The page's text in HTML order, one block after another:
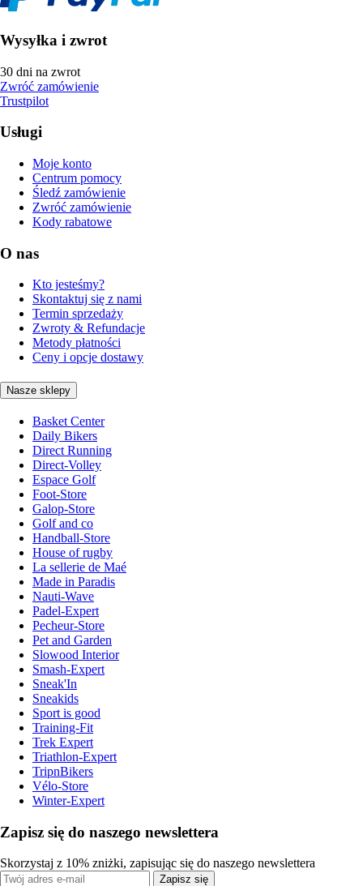
Wysyłka i zwrot
30 dni na zwrot
Zwróć zamówienie
Trustpilot
Usługi
Moje konto
Centrum pomocy
Śledź zamówienie
Zwróć zamówienie
Kody rabatowe
O nas
Kto jesteśmy?
Skontaktuj się z nami
Termin sprzedaży
Zwroty & Refundacje
Metody płatności
Ceny i opcje dostawy
Nasze sklepy
Basket Center
Daily Bikers
Direct Running
Direct-Volley
Espace Golf
Foot-Store
Galop-Store
Golf and co
Handball-Store
House of rugby
La sellerie de Maé
Made in Paradis
Nauti-Wave
Padel-Expert
Pecheur-Store
Pet and Garden
Slowood Interior
Smash-Expert
Sneak'In
Sneakids
Sport is good
Training-Fit
Trek Expert
Triathlon-Expert
TripnBikers
Vélo-Store
Winter-Expert
Zapisz się do naszego newslettera
Skorzystaj z 10% zniżki, zapisując się do naszego newslettera
Zapisz się